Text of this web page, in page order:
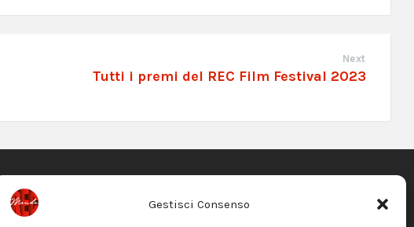
Gestisci Consenso
Next
Tutti i premi del REC Film Festival 2023
RICHIESTA DISPONIBILITÀ